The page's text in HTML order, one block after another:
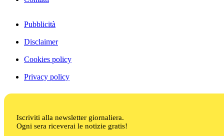
Pubblicità
Disclaimer
Cookies policy
Privacy policy
Iscriviti alla newsletter giornaliera.
Ogni sera riceverai le notizie gratis!